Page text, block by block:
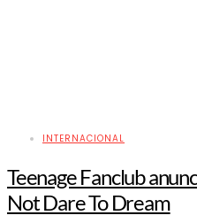
INTERNACIONAL
Teenage Fanclub
Not Dare To Dream